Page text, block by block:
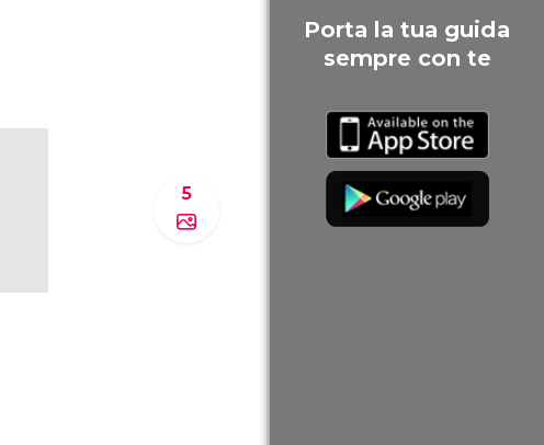
5
Porta la tua guida
sempre con te